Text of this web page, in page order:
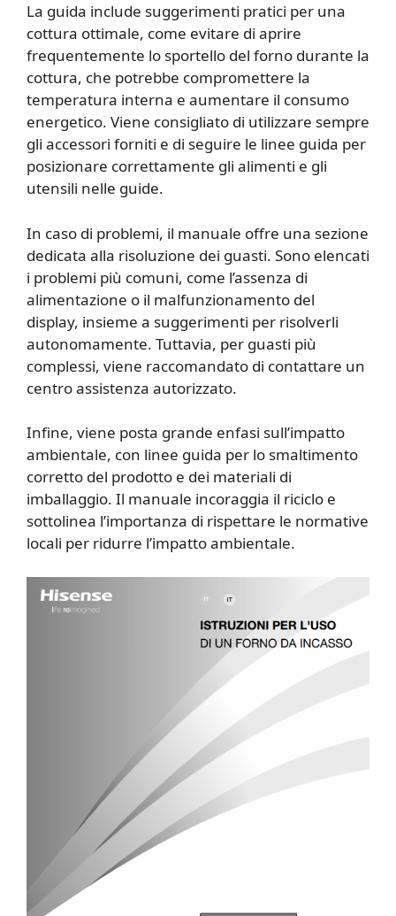
La guida include suggerimenti pratici per una
cottura ottimale, come evitare di aprire
frequentemente lo sportello del forno durante la
cottura, che potrebbe compromettere la
temperatura interna e aumentare il consumo
energetico. Viene consigliato di utilizzare sempre
gli accessori forniti e di seguire le linee guida per
posizionare correttamente gli alimenti e gli
utensili nelle guide.
In caso di problemi, il manuale offre una sezione
dedicata alla risoluzione dei guasti. Sono elencati
i problemi più comuni, come l’assenza di
alimentazione o il malfunzionamento del
display, insieme a suggerimenti per risolverli
autonomamente. Tuttavia, per guasti più
complessi, viene raccomandato di contattare un
centro assistenza autorizzato.
Infine, viene posta grande enfasi sull’impatto
ambientale, con linee guida per lo smaltimento
corretto del prodotto e dei materiali di
imballaggio. Il manuale incoraggia il riciclo e
sottolinea l’importanza di rispettare le normative
locali per ridurre l’impatto ambientale.